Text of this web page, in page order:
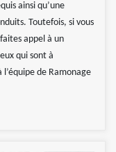
ainsi qu’une
Toutefois, si vous
appel à un
qui sont à
de Ramonage